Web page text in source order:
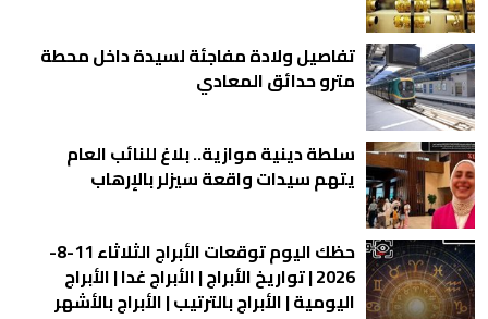
تفاصيل ولادة مفاجئة لسيدة داخل محطة
مترو حدائق المعادي
سلطة دينية موازية.. بلاغ للنائب العام
يتهم سيدات واقعة سيزلر بالإرهاب
حظك اليوم توقعات الأبراج الثلاثاء 11-8-
2026 | تواريخ الأبراج | الأبراج غدا | الأبراج
اليومية | الأبراج بالترتيب | الأبراج بالأشهر